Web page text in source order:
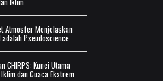
Atmosfer Menjelaskan
Pseudoscience
CHIRPS: Kunci Utama
dan Cuaca Ekstrem